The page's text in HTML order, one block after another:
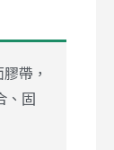
帶，
、固